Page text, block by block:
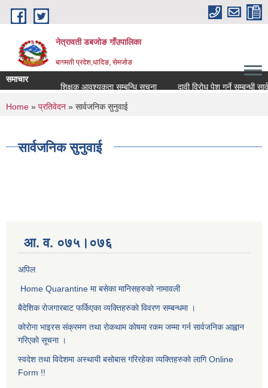
Skip to main content
नेत्रावती डबजोङ गाँउपालिका
बागमती प्रदेश,धादिङ, सेमजाेङ
समाचार
शिक्षक आवश्यकता सम्बन्धि सूचना
दावी विरोध पेश गर्ने सम्बन्धी
You are here
Home » प्रतिवेदन » सार्वजनिक सुनुवाई
सार्वजनिक सुनुवाई
आ. व. ०७५।०७६
अपिल
Home Quarantine मा बसेका मानिसहरुकाे नामावली
बैदेशिक राेजगारबाट फर्किएका व्यक्तिहरुकाे विवरण सम्बन्धमा ।
काेराेना भाइरस संक्रमण तथा राेकथाम काेषमा रकम जम्मा गर्न सार्वजनिक आह्वान
गरिएकाे सूचना ।
स्वदेश तथा विदेशमा अस्थायी बसोबास गरिरहेका व्यक्तिहरुको लागि Online
Form !!